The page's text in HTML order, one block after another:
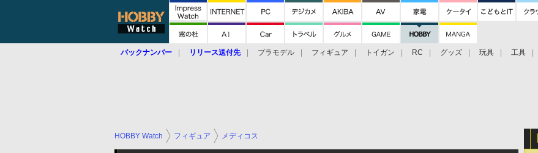
バックナンバー リリース送付先 プラモデル フィギュア トイガン RC グッズ 玩具 工具
HOBBY Watch フィギュア メディコス